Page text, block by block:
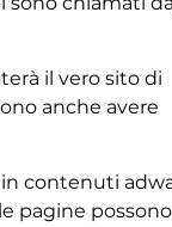
il vero sito di
anche avere
contenuti
pagine possono